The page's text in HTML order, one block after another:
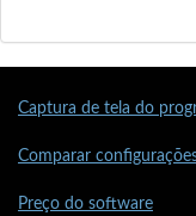
Captura de tela do
Comparar
Preço do software